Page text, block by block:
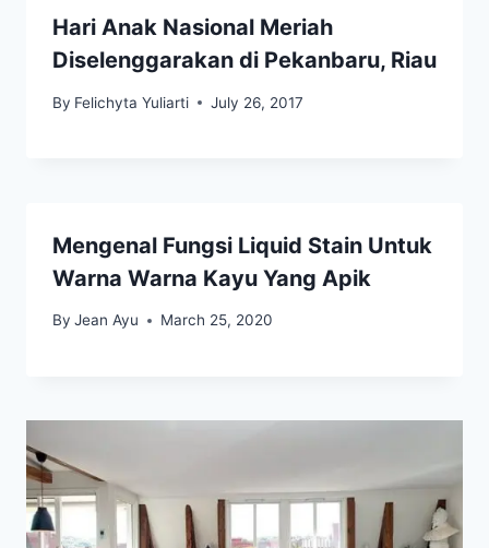
Hari Anak Nasional Meriah
Diselenggarakan di Pekanbaru, Riau
By Felichyta Yuliarti July 26, 2017
Mengenal Fungsi Liquid Stain Untuk
Warna Warna Kayu Yang Apik
By Jean Ayu March 25, 2020